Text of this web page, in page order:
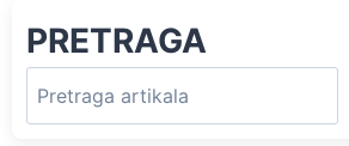
PRETRAGA